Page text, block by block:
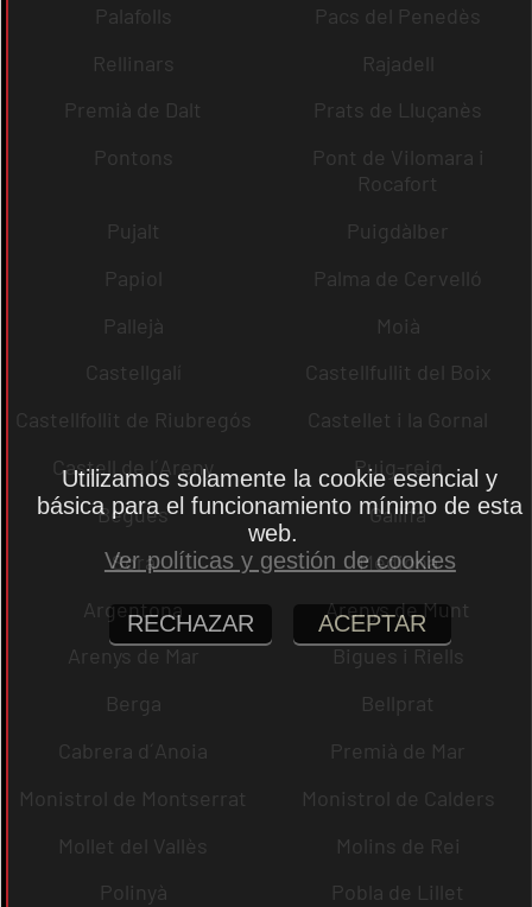
Palafolls
Pacs del Penedès
Rellinars
Rajadell
Premià de Dalt
Prats de Lluçanès
Pontons
Pont de Vilomara i
Rocafort
Pujalt
Puigdàlber
Papiol
Palma de Cervelló
Pallejà
Moià
Castellgalí
Castellfullit del Boix
Castellfollit de Riubregós
Castellet i la Gornal
Castell de l´Areny
Puig-reig
Begues
Gallifa
Sora
Mediona
Argentona
Arenys de Munt
Arenys de Mar
Bigues i Riells
Berga
Bellprat
Cabrera d´Anoia
Premià de Mar
Monistrol de Montserrat
Monistrol de Calders
Mollet del Vallès
Molins de Rei
Polinyà
Pobla de Lillet
Utilizamos solamente la cookie esencial y
básica para el funcionamiento mínimo de esta
web.
Ver políticas y gestión de cookies
RECHAZAR ACEPTAR